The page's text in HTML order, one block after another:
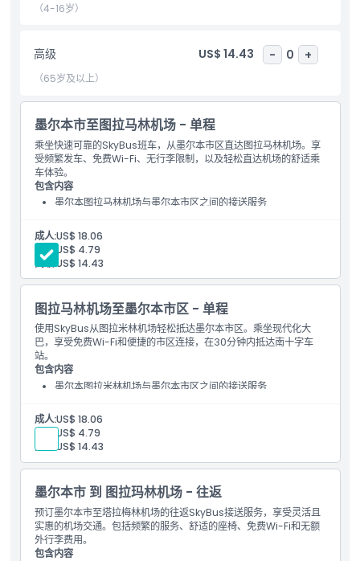
起点 终点
取消政策
（4-16岁）
高级 US$ 14.43 - 0 +
（65岁及以上）
墨尔本市至图拉马林机场 - 单程
乘坐快速可靠的SkyBus班车，从墨尔本市区直达图拉马林机场。享
受频繁发车、免费Wi-Fi、无行李限制，以及轻松直达机场的舒适乘
车体验。
包含内容
墨尔本图拉马林机场与墨尔本市区之间的接送服务
成人:US$ 18.06
儿童: US$ 4.79
高级: US$ 14.43
图拉马林机场至墨尔本市区 - 单程
使用SkyBus从图拉米林机场轻松抵达墨尔本市区。乘坐现代化大
巴，享受免费Wi-Fi和便捷的市区连接，在30分钟内抵达南十字车
站。
包含内容
墨尔本图拉米林机场与墨尔本市区之间的接送服务
成人:US$ 18.06
儿童: US$ 4.79
高级: US$ 14.43
墨尔本市 到 图拉玛林机场 - 往返
预订墨尔本市至塔拉梅林机场的往返SkyBus接送服务，享受灵活且
实惠的机场交通。包括频繁的服务、舒适的座椅、免费Wi-Fi和无额
外行李费用。
包含内容